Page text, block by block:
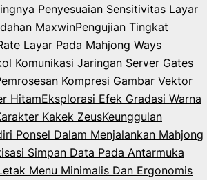
Penyesuaian Sensitivitas Layar
MaxwinPengujian Tingkat
Layar Pada Mahjong Ways
Komunikasi Jaringan Server Gates
Kompresi Gambar Vektor
HitamEksplorasi Efek Gradasi Warna
Kakek ZeusKeunggulan
Ponsel Dalam Menjalankan Mahjong
Simpan Data Pada Antarmuka
Menu Minimalis Dan Ergonomis